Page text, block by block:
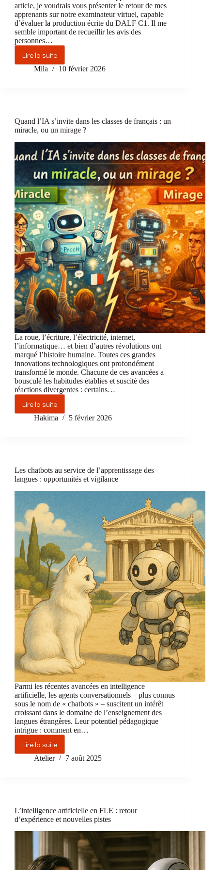
article, je voudrais vous présenter le retour de mes
apprenants sur notre examinateur virtuel, capable
d’évaluer la production écrite du DALF C1. Il me
semble important de recueillir les avis des
personnes…
Lire la suite
Corriger
comme
que
Chat
peut (et
ne
peut
pas)
faire
pour
le
DALF
C1
:
retour
d’expérience
des
utilisateurs
Mila 10 février 2026
Quand l’IA s’invite dans les classes de français : un
miracle, ou un mirage ?
La roue, l’écriture, l’électricité, internet,
l’informatique… et bien d’autres révolutions ont
marqué l’histoire humaine. Toutes ces grandes
innovations technologiques ont profondément
transformé le monde. Chacune de ces avancées a
bousculé les habitudes établies et suscité des
réactions divergentes : certains…
Lire la suite
Quand
l’IA
de
français
un
miracle,
ou
un
mirage
?
Hakima 5 février 2026
Les chatbots au service de l’apprentissage des
langues : opportunités et vigilance
Parmi les récentes avancées en intelligence
artificielle, les agents conversationnels – plus connus
sous le nom de « chatbots » – suscitent un intérêt
croissant dans le domaine de l’enseignement des
langues étrangères. Leur potentiel pédagogique
intrigue : comment en…
Lire la suite
Les
chatbots
des
langues
vigilance
Atelier 7 août 2025
L’intelligence artificielle en FLE : retour
d’expérience et nouvelles pistes